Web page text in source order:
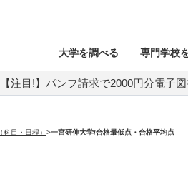
大学を調べる 専門学校
【注目!】パンフ請求で2000円分電子
目・日程） >一宮研伸大学/合格最低点・合格平均点